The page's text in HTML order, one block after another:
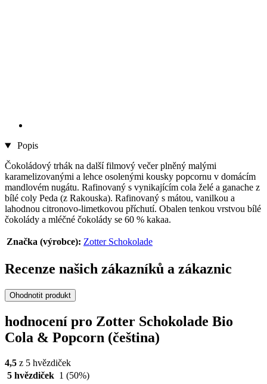
Popis
Čokoládový trhák na další filmový večer plněný malými
karamelizovanými a lehce osolenými kousky popcornu v domácím
mandlovém nugátu. Rafinovaný s vynikajícím cola želé a ganache z
bílé coly Peda (z Rakouska). Rafinovaný s mátou, vanilkou a
lahodnou citronovo-limetkovou příchutí. Obalen tenkou vrstvou bílé
čokolády a mléčné čokolády se 60 % kakaa.
Značka (výrobce): Zotter Schokolade
Recenze našich zákazníků a zákaznic
Ohodnotit produkt
hodnocení pro Zotter Schokolade Bio
Cola & Popcorn (čeština)
4,5 z 5 hvězdiček
5 hvězdiček 1 (50%)